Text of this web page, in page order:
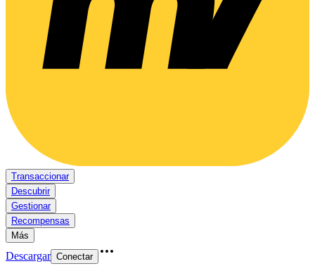
Transaccionar
Descubrir
Gestionar
Recompensas
Más
Descargar Conectar